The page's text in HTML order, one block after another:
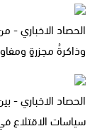
الحصاد الاخباري -
وذاكرةُ مجزرةٍ ومفاوضاتٌ
الحصاد الاخباري -
سياسات الاقتلاع في